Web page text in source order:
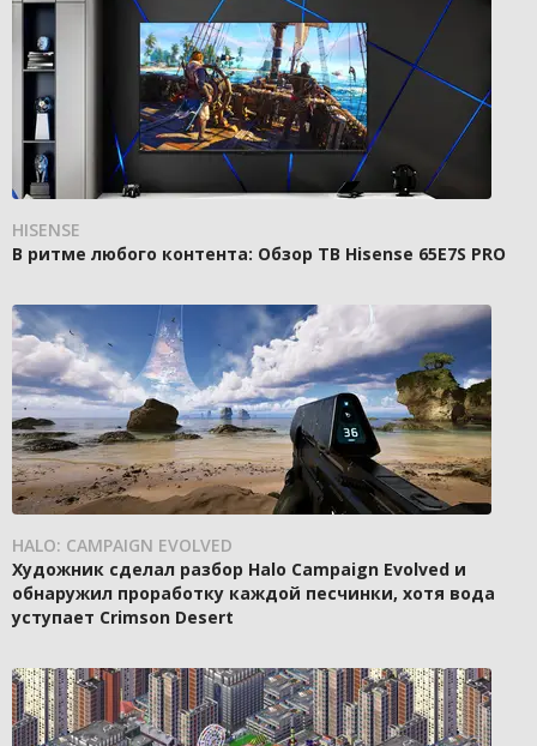
HISENSE
В ритме любого контента: Обзор ТВ Hisense 65E7S PRO
HALO: CAMPAIGN EVOLVED
Художник сделал разбор Halo Campaign Evolved и
обнаружил проработку каждой песчинки, хотя вода
уступает Crimson Desert